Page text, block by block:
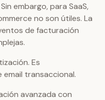
embargo, para SaaS,
no son útiles. La
de facturación
Es
email transaccional.
avanzada con